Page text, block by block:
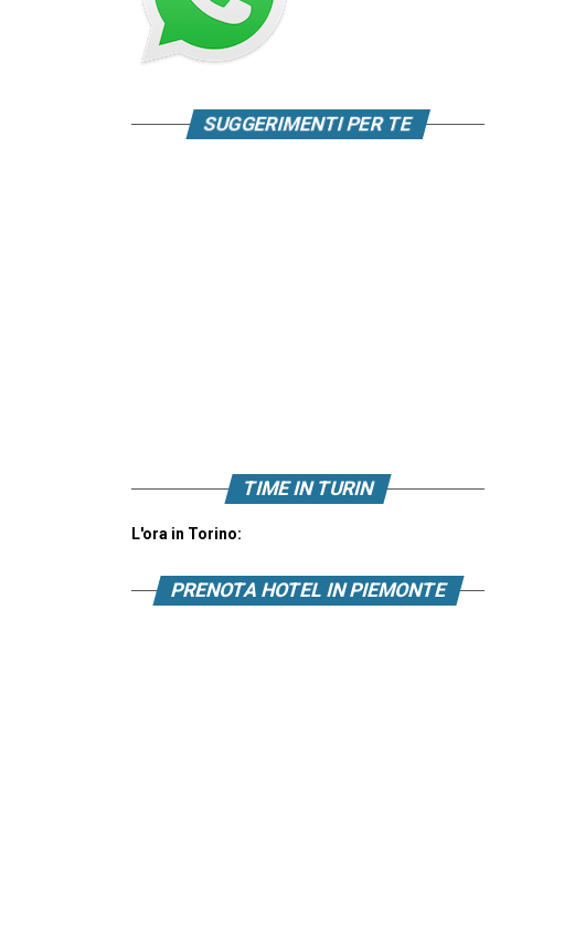
SUGGERIMENTI PER TE
TIME IN TURIN
L'ora in Torino:
PRENOTA HOTEL IN PIEMONTE